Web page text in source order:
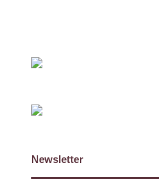
Newsletter